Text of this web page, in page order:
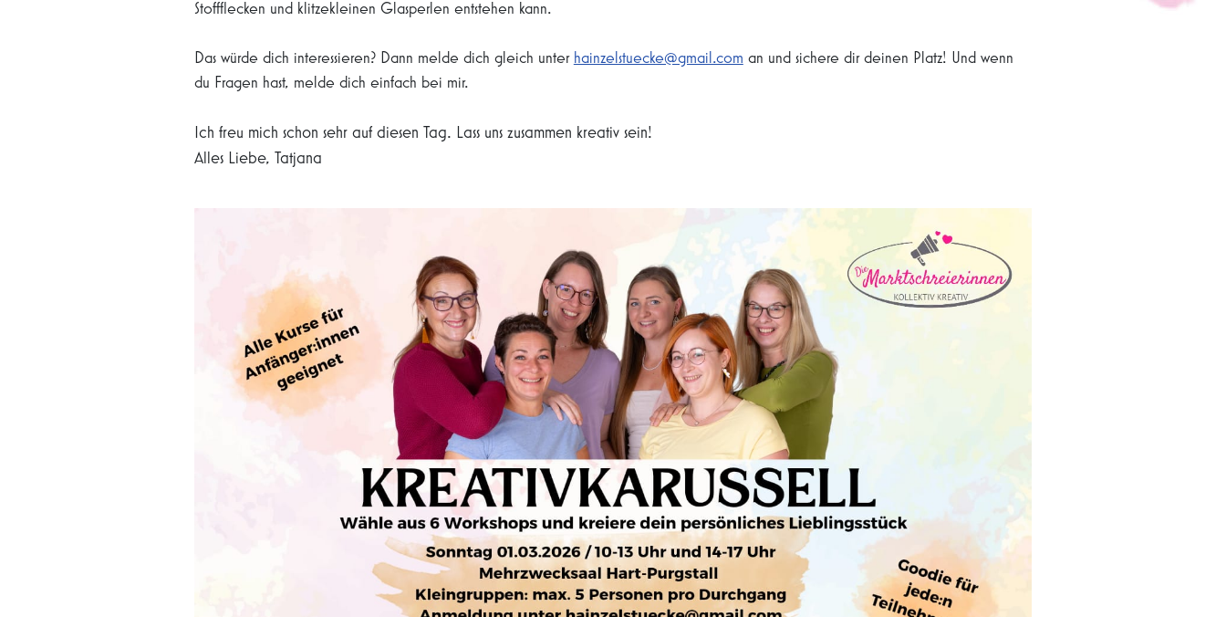
Stoffflecken und klitzekleinen Glasperlen entstehen kann.
Das würde dich interessieren? Dann melde dich gleich unter hainzelstuecke@gmail.com an und sichere dir deinen Platz! Und wenn
du Fragen hast, melde dich einfach bei mir.
Ich freu mich schon sehr auf diesen Tag. Lass uns zusammen kreativ sein!
Alles Liebe, Tatjana